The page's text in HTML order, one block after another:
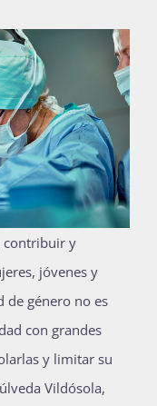
2027-1
contribuir y
jóvenes y
de género no es
con grandes
y limitar su
Vildósola,